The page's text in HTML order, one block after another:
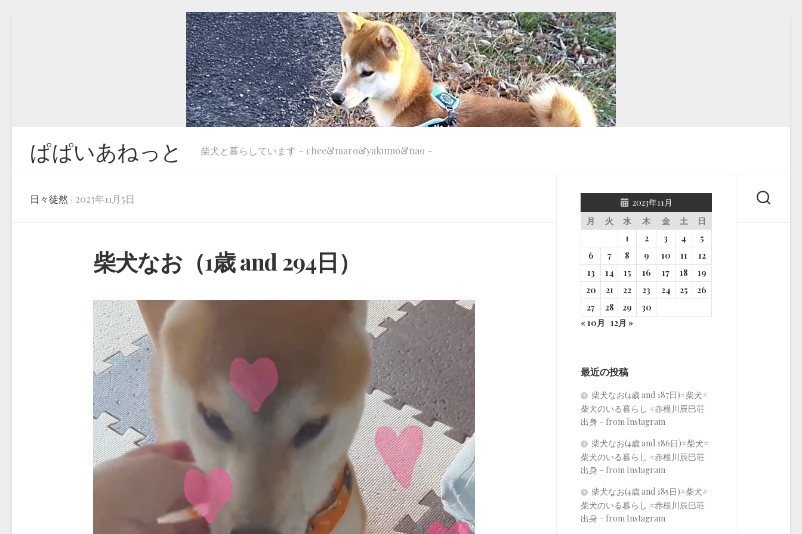
ぱぱいあねっと 柴犬と暮らしています – chee&maro&yakumo&nao –
日々徒然 · 2023年11月5日
柴犬なお（1歳 and 294日）
2023年11月
月
火 水 木 金 土
日
1
2 3 4
5
6
7 8 9 10 11
12
13
14 15 16 17 18
19
20
21 22 23 24 25
26
27
28 29
30
« 10月 12月 »
最近の投稿
柴犬なお(4歳 and 187日)#柴犬#
柴犬のいる暮らし #赤根川辰巳荘
出身 – from Instagram
柴犬なお(4歳 and 186日)#柴犬#
柴犬のいる暮らし #赤根川辰巳荘
出身 – from Instagram
柴犬なお(4歳 and 185日)#柴犬#
柴犬のいる暮らし #赤根川辰巳荘
出身 – from Instagram